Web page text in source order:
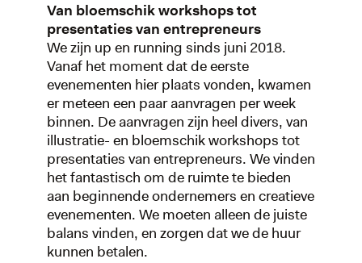
Van bloemschik workshops tot
presentaties van entrepreneurs
We zijn up en running sinds juni 2018.
Vanaf het moment dat de eerste
evenementen hier plaats vonden, kwamen
er meteen een paar aanvragen per week
binnen. De aanvragen zijn heel divers, van
illustratie- en bloemschik workshops tot
presentaties van entrepreneurs. We vinden
het fantastisch om de ruimte te bieden
aan beginnende ondernemers en creatieve
evenementen. We moeten alleen de juiste
balans vinden, en zorgen dat we de huur
kunnen betalen.